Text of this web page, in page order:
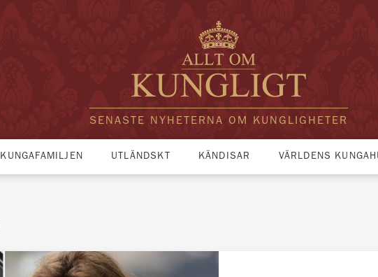
SENASTE NYHETERNA OM KUNGLIGHETER
KUNGAFAMILJEN UTLÄNDSKT KÄNDISAR VÄRLDENS